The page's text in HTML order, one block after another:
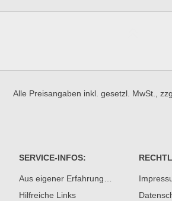
Alle Preisangaben inkl. gesetzl. MwSt.,
SERVICE-INFOS:
Aus eigener Erfahrung…
Hilfreiche Links